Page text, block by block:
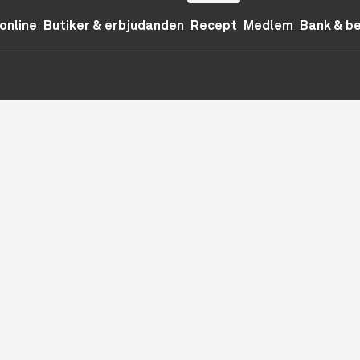
Butiker & erbjudanden Recept Medlem Bank &